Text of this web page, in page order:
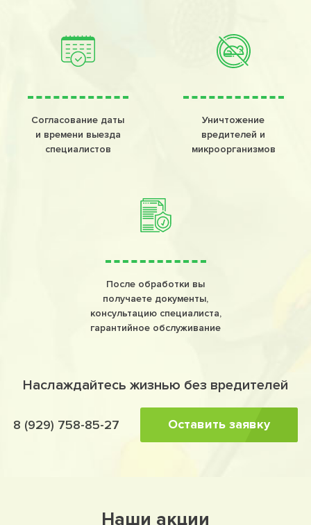
Согласование даты
и времени выезда
специалистов
Уничтожение
вредителей и
микроорганизмов
После обработки вы
получаете документы,
консультацию специалиста,
гарантийное обслуживание
Наслаждайтесь жизнью без вредителей
8 (929) 758-85-27 Оставить заявку
Наши акции